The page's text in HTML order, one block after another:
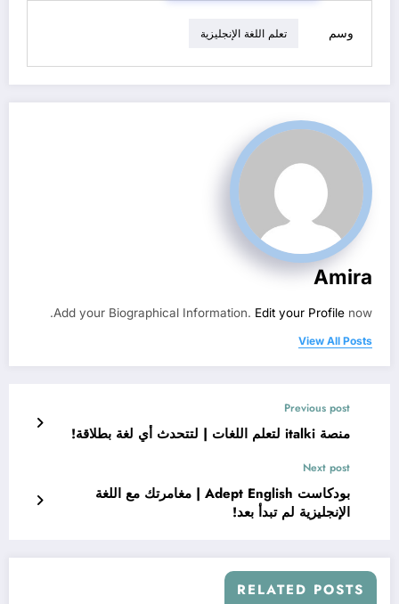
وسم تعلم اللغة الإنجليزية
Amira
Add your Biographical Information. Edit your Profile now.
View All Posts
Previous post
منصة italki لتعلم اللغات | لتتحدث أي لغة بطلاقة!
Next post
بودكاست Adept English | مغامرتك مع اللغة
الإنجليزية لم تبدأ بعد!
RELATED POSTS